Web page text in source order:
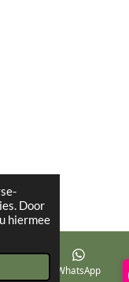
Door
hiermee
WhatsApp